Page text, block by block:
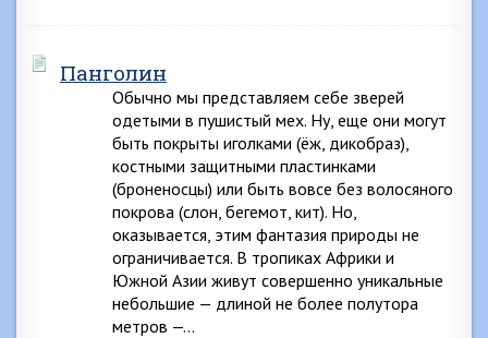
Панголин
Обычно мы представляем себе зверей
одетыми в пушистый мех. Ну, еще они могут
быть покрыты иголками (ёж, дикобраз),
костными защитными пластинками
(броненосцы) или быть вовсе без волосяного
покрова (слон, бегемот, кит). Но,
оказывается, этим фантазия природы не
ограничивается. В тропиках Африки и
Южной Азии живут совершенно уникальные
небольшие — длиной не более полутора
метров —…